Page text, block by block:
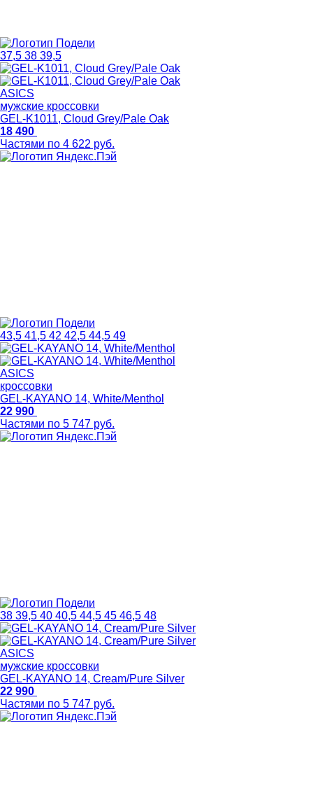
37,5 38 39,5
ASICS
мужские кроссовки
GEL-K1011, Cloud Grey/Pale Oak
18 490
Частями по 4 622 руб.
43,5 41,5 42 42,5 44,5 49
ASICS
кроссовки
GEL-KAYANO 14, White/Menthol
22 990
Частями по 5 747 руб.
38 39,5 40 40,5 44,5 45 46,5 48
ASICS
мужские кроссовки
GEL-KAYANO 14, Cream/Pure Silver
22 990
Частями по 5 747 руб.